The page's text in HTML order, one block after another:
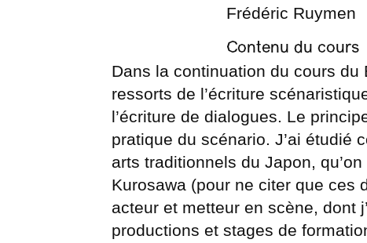
Frédéric Ruymen
Contenu du cours
Dans la continuation du cours
ressorts de l’écriture
l’écriture de dialogues. Le
pratique du scénario. J’ai étudié
arts traditionnels du Japon,
Kurosawa (pour ne citer que ces
acteur et metteur en scène, dont
productions et stages de